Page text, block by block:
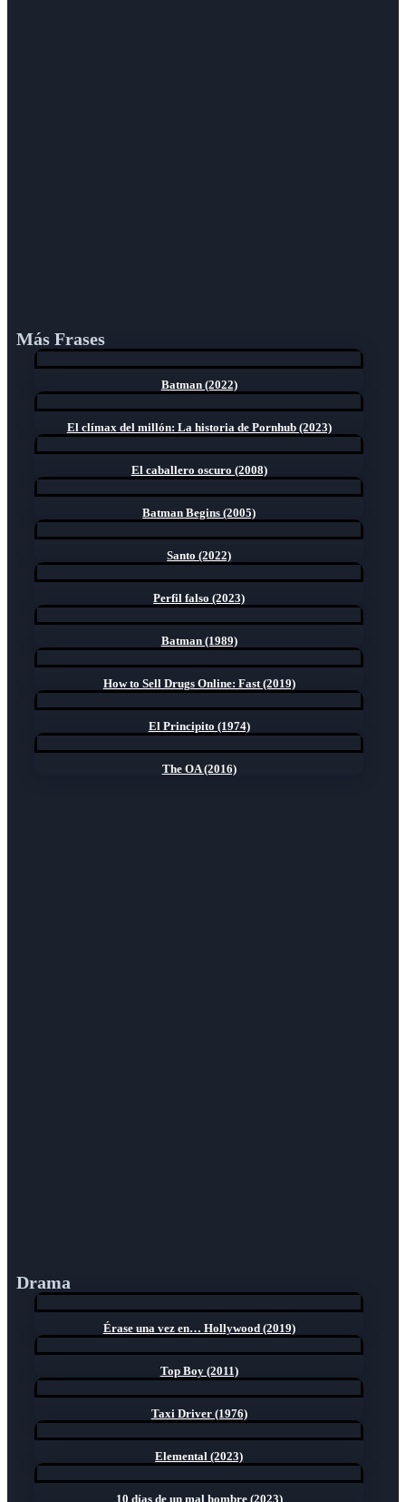
Más Frases
Batman (2022)
El clímax del millón: La historia de Pornhub (2023)
El caballero oscuro (2008)
Batman Begins (2005)
Santo (2022)
Perfil falso (2023)
Batman (1989)
How to Sell Drugs Online: Fast (2019)
El Principito (1974)
The OA (2016)
Drama
Érase una vez en… Hollywood (2019)
Top Boy (2011)
Taxi Driver (1976)
Elemental (2023)
10 días de un mal hombre (2023)